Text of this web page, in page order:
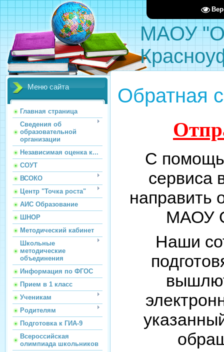
МАОУ
Меню сайта
Главная страница
Сведения об
образовательной
организации
Независимая оценка к...
СОУТ
ВСОКО
Центр "Точка роста"
АИС Образование
ШНОР
Методический кабинет
Школьные
методические
объединения
Информация по ФГОС
Прием в 1 класс
Ученикам
Родителям
Подготовка к ГИА-9
Всероссийская
олимпиада школьников
Обратная
С
сервиса
направить
МАОУ
Наши